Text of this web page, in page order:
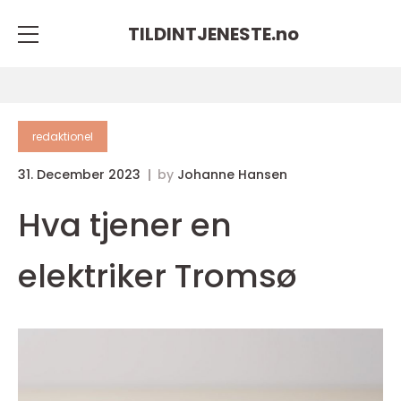
TILDINTJENESTE.no
redaktionel
31. December 2023 by Johanne Hansen
Hva tjener en
elektriker Tromsø